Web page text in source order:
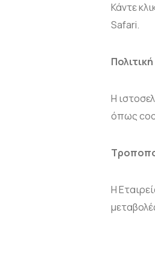
Κάντε
Safari.
Πολιτική
Η
όπως
Η